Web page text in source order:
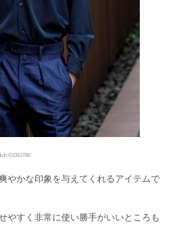
やかな印象を与えてくれるアイテムで
やすく非常に使い勝手がいいところも